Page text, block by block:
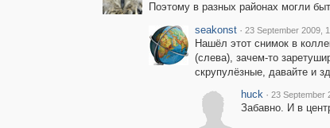
Поэтому в разных районах могли
seakonst · 23 September 2009,
Нашёл этот снимок в
(слева), зачем-то
скрупулёзные, давайте и
huck · 23 September
Забавно. И в